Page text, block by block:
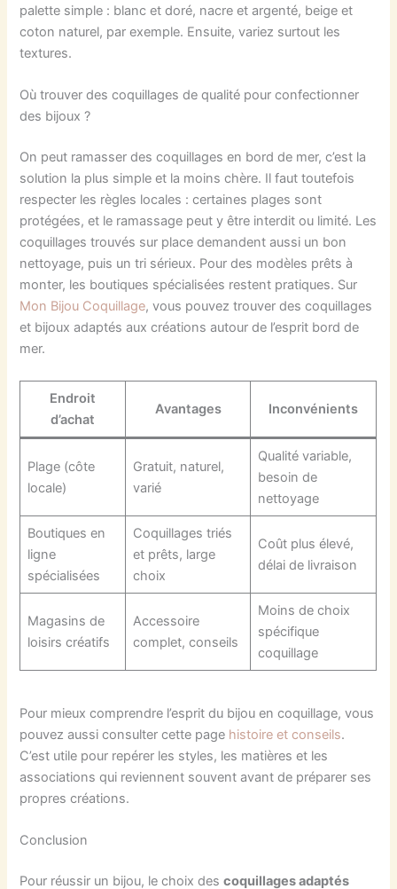
palette simple : blanc et doré, nacre et argenté, beige et
coton naturel, par exemple. Ensuite, variez surtout les
textures.
Où trouver des coquillages de qualité pour confectionner
des bijoux ?
On peut ramasser des coquillages en bord de mer, c’est la
solution la plus simple et la moins chère. Il faut toutefois
respecter les règles locales : certaines plages sont
protégées, et le ramassage peut y être interdit ou limité. Les
coquillages trouvés sur place demandent aussi un bon
nettoyage, puis un tri sérieux. Pour des modèles prêts à
monter, les boutiques spécialisées restent pratiques. Sur
Mon Bijou Coquillage, vous pouvez trouver des coquillages
et bijoux adaptés aux créations autour de l’esprit bord de
mer.
Endroit
d’achat
Avantages Inconvénients
Plage (côte
locale)
Gratuit, naturel,
varié
Qualité variable,
besoin de
nettoyage
Boutiques en
ligne
spécialisées
Coquillages triés
et prêts, large
choix
Coût plus élevé,
délai de livraison
Magasins de
loisirs créatifs
Accessoire
complet, conseils
Moins de choix
spécifique
coquillage
Pour mieux comprendre l’esprit du bijou en coquillage, vous
pouvez aussi consulter cette page histoire et conseils.
C’est utile pour repérer les styles, les matières et les
associations qui reviennent souvent avant de préparer ses
propres créations.
Conclusion
Pour réussir un bijou, le choix descoquillages adaptés